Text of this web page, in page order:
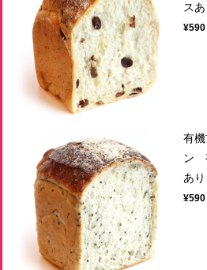
スあ
¥590
有
ン
あり
¥590